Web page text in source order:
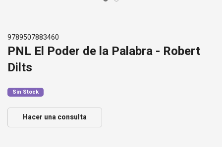
9789507883460
PNL El Poder de la Palabra - Robert
Dilts
Sin Stock
Hacer una consulta